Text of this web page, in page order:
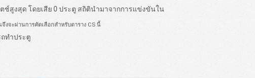
ช์สูงสุด โดยเสีย 0 ประตู สถิตินำมาจากการแข่งขันใน
งจะผ่านการคัดเลือกสำหรับตาราง CS นี้
ทำประตู